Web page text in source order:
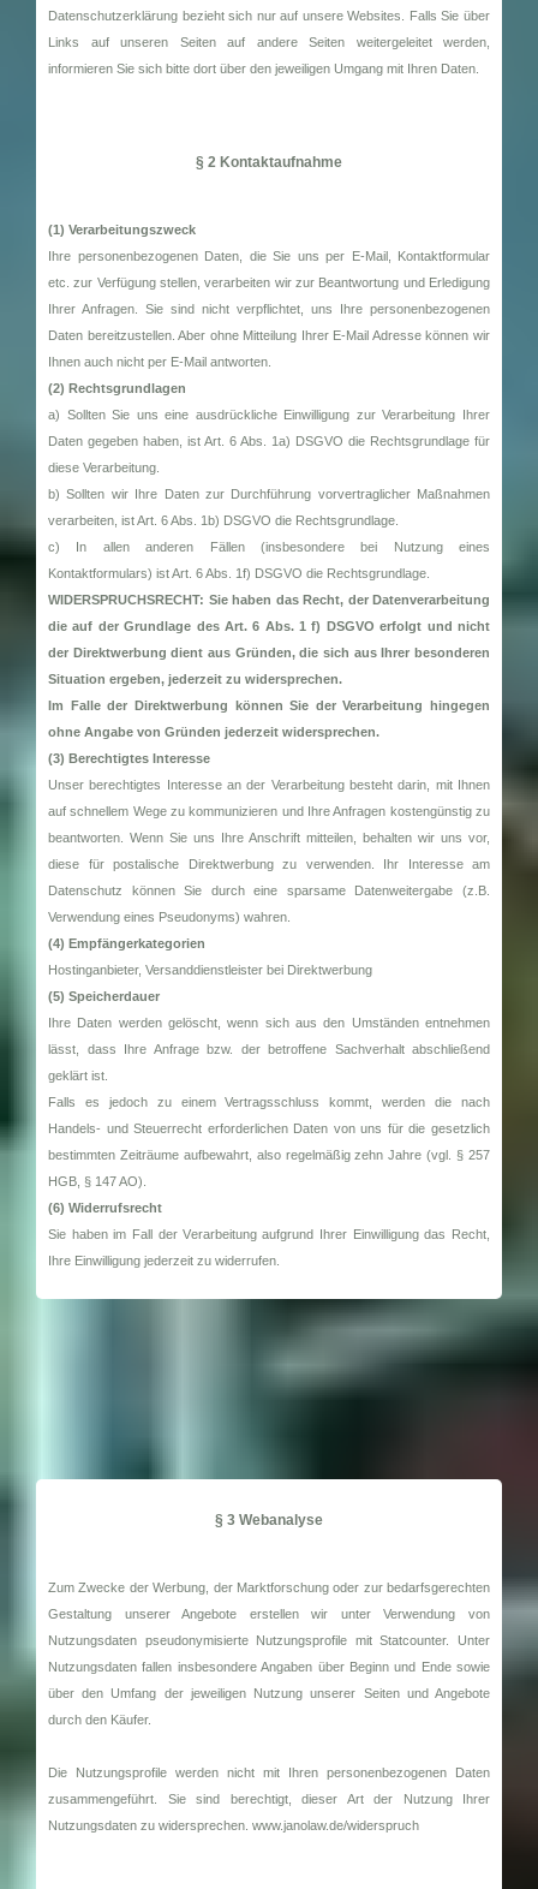
Datenschutzerklärung bezieht sich nur auf unsere Websites. Falls Sie über
Links auf unseren Seiten auf andere Seiten weitergeleitet werden,
informieren Sie sich bitte dort über den jeweiligen Umgang mit Ihren Daten.
§ 2 Kontaktaufnahme
(1) Verarbeitungszweck
Ihre personenbezogenen Daten, die Sie uns per E-Mail, Kontaktformular
etc. zur Verfügung stellen, verarbeiten wir zur Beantwortung und Erledigung
Ihrer Anfragen. Sie sind nicht verpflichtet, uns Ihre personenbezogenen
Daten bereitzustellen. Aber ohne Mitteilung Ihrer E-Mail Adresse können wir
Ihnen auch nicht per E-Mail antworten.
(2) Rechtsgrundlagen
a) Sollten Sie uns eine ausdrückliche Einwilligung zur Verarbeitung Ihrer
Daten gegeben haben, ist Art. 6 Abs. 1a) DSGVO die Rechtsgrundlage für
diese Verarbeitung.
b) Sollten wir Ihre Daten zur Durchführung vorvertraglicher Maßnahmen
verarbeiten, ist Art. 6 Abs. 1b) DSGVO die Rechtsgrundlage.
c) In allen anderen Fällen (insbesondere bei Nutzung eines
Kontaktformulars) ist Art. 6 Abs. 1f) DSGVO die Rechtsgrundlage.
WIDERSPRUCHSRECHT: Sie haben das Recht, der Datenverarbeitung
die auf der Grundlage des Art. 6 Abs. 1 f) DSGVO erfolgt und nicht
der Direktwerbung dient aus Gründen, die sich aus Ihrer besonderen
Situation ergeben, jederzeit zu widersprechen.
Im Falle der Direktwerbung können Sie der Verarbeitung hingegen
ohne Angabe von Gründen jederzeit widersprechen.
(3) Berechtigtes Interesse
Unser berechtigtes Interesse an der Verarbeitung besteht darin, mit Ihnen
auf schnellem Wege zu kommunizieren und Ihre Anfragen kostengünstig zu
beantworten. Wenn Sie uns Ihre Anschrift mitteilen, behalten wir uns vor,
diese für postalische Direktwerbung zu verwenden. Ihr Interesse am
Datenschutz können Sie durch eine sparsame Datenweitergabe (z.B.
Verwendung eines Pseudonyms) wahren.
(4) Empfängerkategorien
Hostinganbieter, Versanddienstleister bei Direktwerbung
(5) Speicherdauer
Ihre Daten werden gelöscht, wenn sich aus den Umständen entnehmen
lässt, dass Ihre Anfrage bzw. der betroffene Sachverhalt abschließend
geklärt ist.
Falls es jedoch zu einem Vertragsschluss kommt, werden die nach
Handels- und Steuerrecht erforderlichen Daten von uns für die gesetzlich
bestimmten Zeiträume aufbewahrt, also regelmäßig zehn Jahre (vgl. § 257
HGB, § 147 AO).
(6) Widerrufsrecht
Sie haben im Fall der Verarbeitung aufgrund Ihrer Einwilligung das Recht,
Ihre Einwilligung jederzeit zu widerrufen.
§ 3 Webanalyse
Zum Zwecke der Werbung, der Marktforschung oder zur bedarfsgerechten
Gestaltung unserer Angebote erstellen wir unter Verwendung von
Nutzungsdaten pseudonymisierte Nutzungsprofile mit Statcounter. Unter
Nutzungsdaten fallen insbesondere Angaben über Beginn und Ende sowie
über den Umfang der jeweiligen Nutzung unserer Seiten und Angebote
durch den Käufer.
Die Nutzungsprofile werden nicht mit Ihren personenbezogenen Daten
zusammengeführt. Sie sind berechtigt, dieser Art der Nutzung Ihrer
Nutzungsdaten zu widersprechen. www.janolaw.de/widerspruch